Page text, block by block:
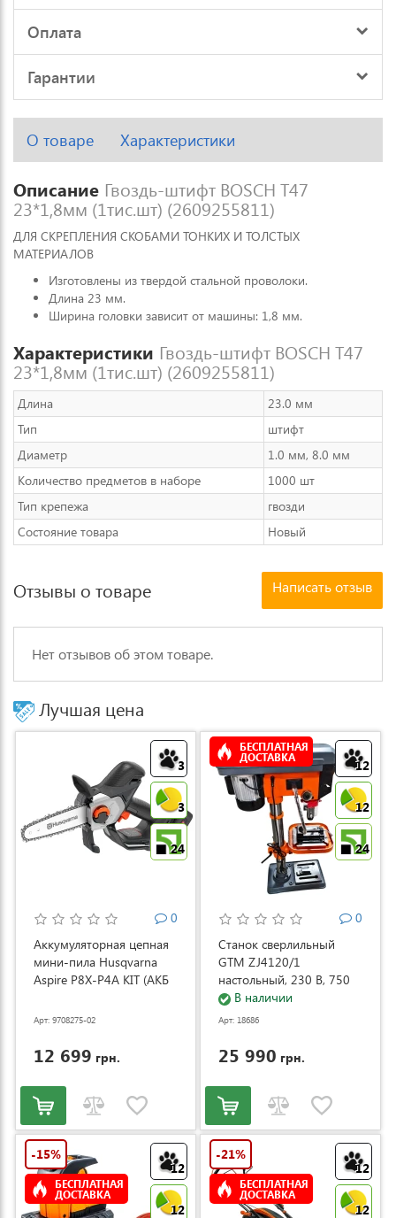
Оплата
Гарантии
О товаре Характеристики
Описание Гвоздь-штифт BOSCH Т47
23*1,8мм (1тис.шт) (2609255811)
ДЛЯ СКРЕПЛЕНИЯ СКОБАМИ ТОНКИХ И ТОЛСТЫХ
МАТЕРИАЛОВ
Изготовлены из твердой стальной проволоки.
Длина 23 мм.
Ширина головки зависит от машины: 1,8 мм.
Характеристики Гвоздь-штифт BOSCH Т47
23*1,8мм (1тис.шт) (2609255811)
Длина
23.0 мм
Тип
штифт
Диаметр
1.0 мм, 8.0 мм
Количество предметов в наборе
1000 шт
Тип крепежа
гвозди
Состояние товара
Новый
Отзывы о товаре Написать отзыв
Нет отзывов об этом товаре.
Лучшая цена
3
3
24
0
Аккумуляторная цепная
мини-пила Husqvarna
Aspire P8X-P4A KIT (АКБ
Арт: 9708275-02
12 699 грн.
12
12
24
БЕСПЛАТНАЯ
ДОСТАВКА
0
Станок сверлильный
GTM ZJ4120/1
настольный, 230 В, 750
Вт (ZJ4120/1)
В наличии
Арт: 18686
25 990 грн.
12
12
-15%
БЕСПЛАТНАЯ
ДОСТАВКА
12
12
-21%
БЕСПЛАТНАЯ
ДОСТАВКА